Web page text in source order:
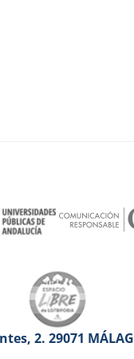
2. 29071